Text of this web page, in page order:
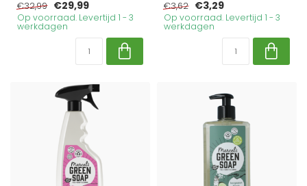
€32,99 €29,99
Op voorraad. Levertijd 1 - 3
werkdagen
€3,62 €3,29
Op voorraad. Levertijd 1 - 3
werkdagen